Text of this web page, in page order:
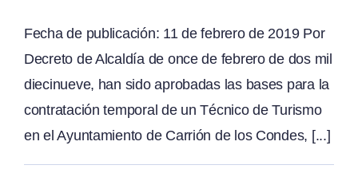
Fecha de publicación: 11 de febrero de 2019 Por
Decreto de Alcaldía de once de febrero de dos mil
diecinueve, han sido aprobadas las bases para la
contratación temporal de un Técnico de Turismo
en el Ayuntamiento de Carrión de los Condes, [...]